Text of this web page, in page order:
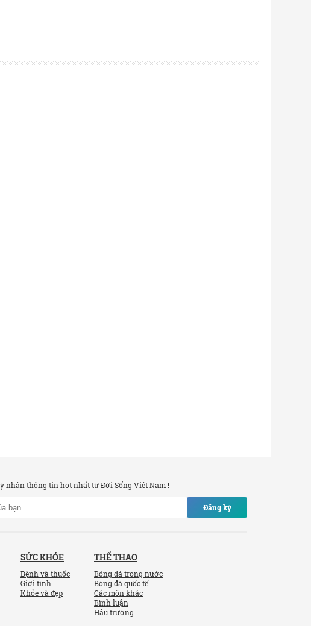
nhận thông tin hot nhất từ Đời Sống Việt Nam !
Đăng ký
SỨC KHỎE
Bệnh và thuốc
Giới tính
Khỏe và đẹp
THỂ THAO
Bóng đá trong nước
Bóng đá quốc tế
Các môn khác
Bình luận
Hậu trường